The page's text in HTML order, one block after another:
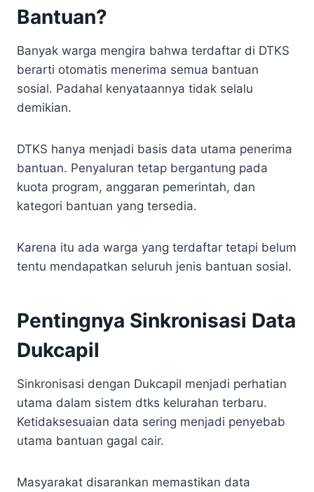
Bantuan?
Banyak warga mengira bahwa terdaftar di DTKS
berarti otomatis menerima semua bantuan
sosial. Padahal kenyataannya tidak selalu
demikian.
DTKS hanya menjadi basis data utama penerima
bantuan. Penyaluran tetap bergantung pada
kuota program, anggaran pemerintah, dan
kategori bantuan yang tersedia.
Karena itu ada warga yang terdaftar tetapi belum
tentu mendapatkan seluruh jenis bantuan sosial.
Pentingnya Sinkronisasi Data
Dukcapil
Sinkronisasi dengan Dukcapil menjadi perhatian
utama dalam sistem dtks kelurahan terbaru.
Ketidaksesuaian data sering menjadi penyebab
utama bantuan gagal cair.
Masyarakat disarankan memastikan data